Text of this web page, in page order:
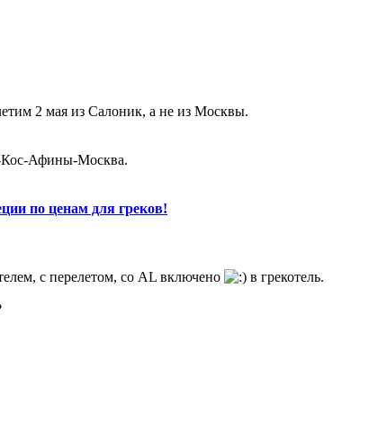
2 мая из Салоник, а не из Москвы.
Кос-Афины-Москва.
по ценам для греков!
с перелетом, со AL включено
в грекотель.